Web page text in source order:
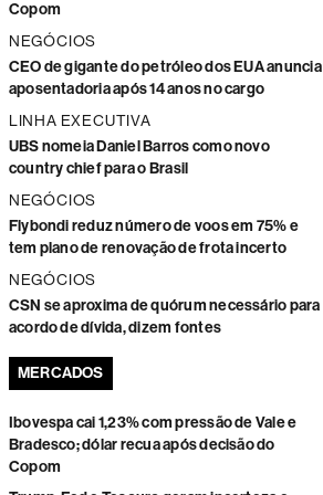
Copom
NEGÓCIOS
CEO de gigante do petróleo dos EUA anuncia
aposentadoria após 14 anos no cargo
LINHA EXECUTIVA
UBS nomeia Daniel Barros como novo
country chief para o Brasil
NEGÓCIOS
Flybondi reduz número de voos em 75% e
tem plano de renovação de frota incerto
NEGÓCIOS
CSN se aproxima de quórum necessário para
acordo de dívida, dizem fontes
MERCADOS
Ibovespa cai 1,23% com pressão de Vale e
Bradesco; dólar recua após decisão do
Copom